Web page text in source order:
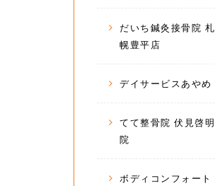
だいち鍼灸接骨院 札
幌豊平店
デイサービスあやめ
てて整骨院 伏見啓明
院
ボディコンフォート